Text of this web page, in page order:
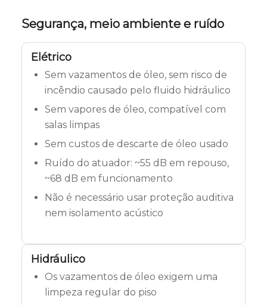
Segurança, meio ambiente e ruído
Elétrico
Sem vazamentos de óleo, sem risco de
incêndio causado pelo fluido hidráulico
Sem vapores de óleo, compatível com
salas limpas
Sem custos de descarte de óleo usado
Ruído do atuador: ~55 dB em repouso,
~68 dB em funcionamento
Não é necessário usar proteção auditiva
nem isolamento acústico
Hidráulico
Os vazamentos de óleo exigem uma
limpeza regular do piso